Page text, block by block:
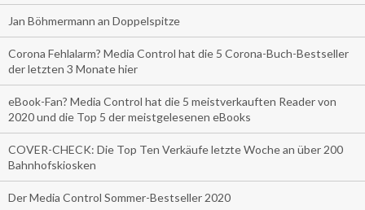
Jan Böhmermann an Doppelspitze
Corona Fehlalarm? Media Control hat die 5 Corona-Buch-Bestseller
der letzten 3 Monate hier
eBook-Fan? Media Control hat die 5 meistverkauften Reader von
2020 und die Top 5 der meistgelesenen eBooks
COVER-CHECK: Die Top Ten Verkäufe letzte Woche an über 200
Bahnhofskiosken
Der Media Control Sommer-Bestseller 2020